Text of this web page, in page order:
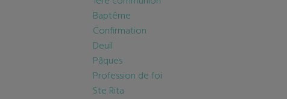
Baptême
Confirmation
Deuil
Pâques
Profession de foi
Ste Rita